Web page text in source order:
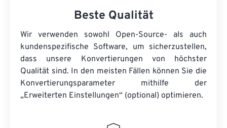
Beste Qualität
Wir verwenden sowohl Open-Source- als auch
kundenspezifische Software, um sicherzustellen,
dass unsere Konvertierungen von höchster
Qualität sind. In den meisten Fällen können Sie die
Konvertierungsparameter mithilfe der
„Erweiterten Einstellungen“ (optional) optimieren.